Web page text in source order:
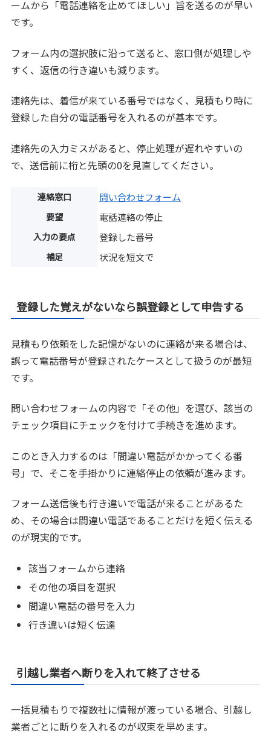
ームから「電話連絡を止めてほしい」旨を送るのが早い
です。
フォーム内の選択肢に沿って送ると、窓口側が処理しや
すく、返信の行き違いも減ります。
連絡先は、着信が来ている番号ではなく、見積もり時に
登録した自分の電話番号を入れるのが基本です。
連絡先の入力ミスがあると、停止処理が遅れやすいの
で、送信前に桁と先頭の0を見直してください。
連絡窓口 問い合わせフォーム
要望 電話連絡の停止
入力の要点 登録した番号
補足 状況を短文で
登録した覚えがないなら誤登録として申告する
見積もり依頼をした記憶がないのに連絡が来る場合は、
誤って電話番号が登録されたケースとして扱うのが最短
です。
問い合わせフォームの内容で「その他」を選び、該当の
チェック項目にチェックを付けて手続きを進めます。
このとき入力するのは「間違い電話がかかってくる番
号」で、そこを手掛かりに連絡停止の依頼が進みます。
フォーム送信後も行き違いで電話が来ることがあるた
め、その場合は間違い電話であることだけを短く伝える
のが現実的です。
該当フォームから連絡
その他の項目を選択
間違い電話の番号を入力
行き違いは短く伝達
引越し業者へ断りを入れて終了させる
一括見積もりで複数社に情報が渡っている場合、引越し
業者ごとに断りを入れるのが収束を早めます。